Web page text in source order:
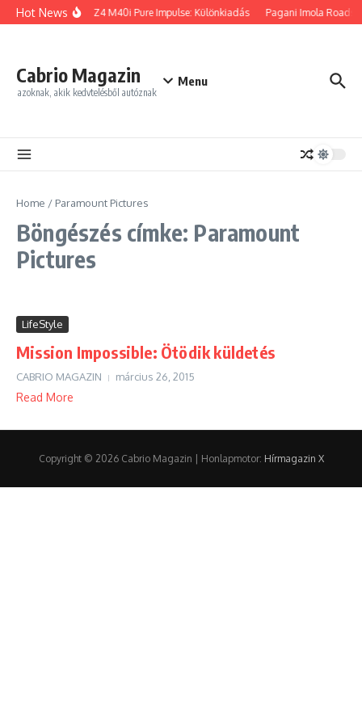
Ugrás a tartalomhoz
Hot NewsBMW Z4 M40i Pure Impulse: Különkiadás Pagani Imola
Cabrio Magazin
azoknak, akik kedvtelésből autóznak
Menu
Home / Paramount Pictures
Böngészés címke: Paramount
Pictures
LifeStyle
Mission Impossible: Ötödik küldetés
CABRIO MAGAZIN március 26, 2015
Read More
Copyright © 2026 Cabrio Magazin | Honlapmotor: Hírmagazin X